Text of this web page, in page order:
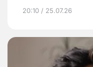
20:10 / 25.07.26